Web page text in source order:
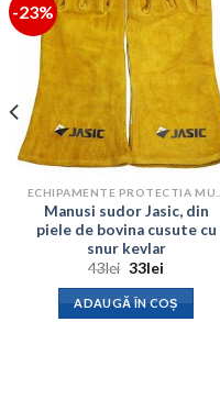
-23%
Manusi sudor Jasic, din
piele de bovina cusute cu
snur kevlar
43lei Prețul
a
fost:
43lei.
33leiPrețul
este:
33lei.
ADAUGĂ ÎN COȘ